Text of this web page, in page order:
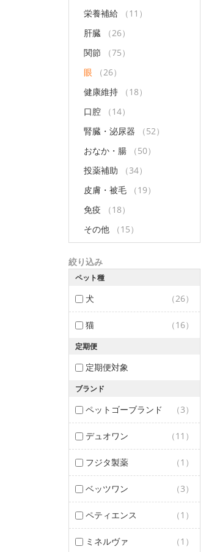
栄養補給
（11）
肝臓
（26）
関節
（75）
眼
（26）
健康維持
（18）
口腔
（14）
腎臓・泌尿器
（52）
おなか・腸
（50）
投薬補助
（34）
皮膚・被毛
（19）
免疫
（18）
その他
（15）
絞り込み
ペット種
犬 （26）
猫 （16）
定期便
定期便対象
ブランド
ペットゴーブランド （3）
デュオワン （11）
フジタ製薬 （1）
ベッツワン （3）
ペティエンス （1）
ミネルヴァ （1）